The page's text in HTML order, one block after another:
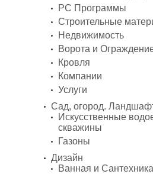
PC Программы
Строительные
Недвижимость
Ворота и
Кровля
Компании
Услуги
Сад, огород.
Искусственные
скважины
Газоны
Дизайн
Ванная и Сантехника